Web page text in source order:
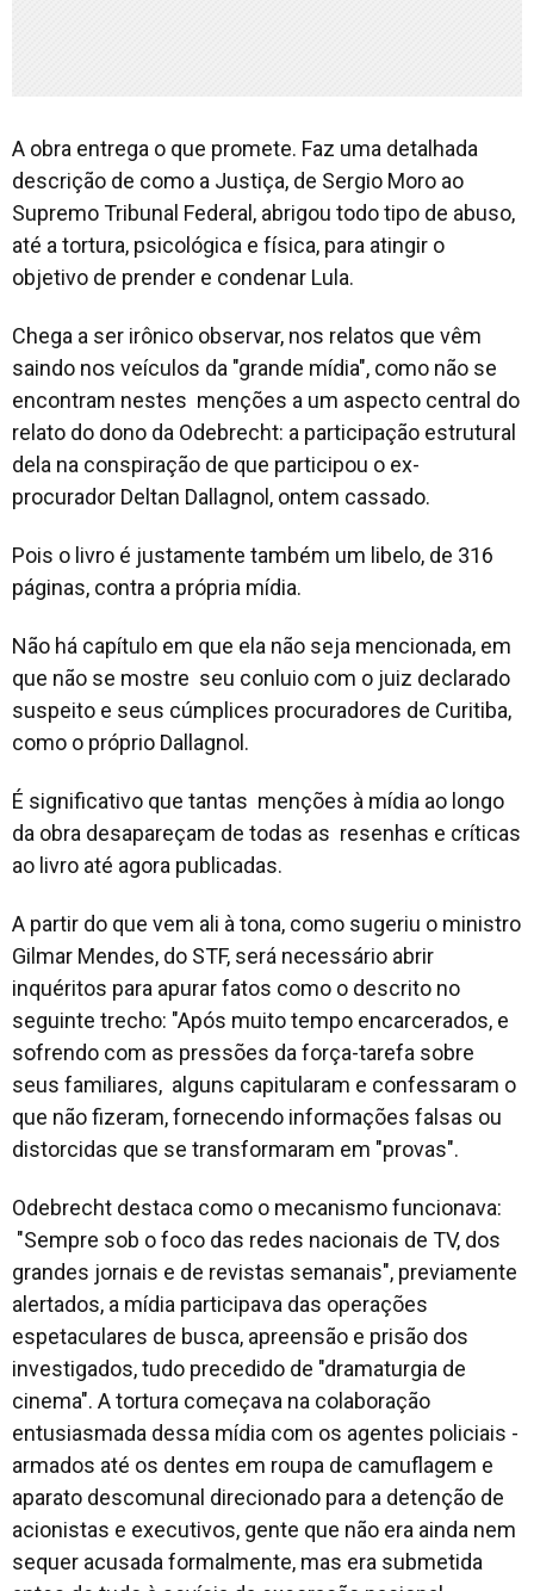
A obra entrega o que promete. Faz uma detalhada
descrição de como a Justiça, de Sergio Moro ao
Supremo Tribunal Federal, abrigou todo tipo de abuso,
até a tortura, psicológica e física, para atingir o
objetivo de prender e condenar Lula.
Chega a ser irônico observar, nos relatos que vêm
saindo nos veículos da "grande mídia", como não se
encontram nestes menções a um aspecto central do
relato do dono da Odebrecht: a participação estrutural
dela na conspiração de que participou o ex-
procurador Deltan Dallagnol, ontem cassado.
Pois o livro é justamente também um libelo, de 316
páginas, contra a própria mídia.
Não há capítulo em que ela não seja mencionada, em
que não se mostre seu conluio com o juiz declarado
suspeito e seus cúmplices procuradores de Curitiba,
como o próprio Dallagnol.
É significativo que tantas menções à mídia ao longo
da obra desapareçam de todas as resenhas e críticas
ao livro até agora publicadas.
A partir do que vem ali à tona, como sugeriu o ministro
Gilmar Mendes, do STF, será necessário abrir
inquéritos para apurar fatos como o descrito no
seguinte trecho: "Após muito tempo encarcerados, e
sofrendo com as pressões da força-tarefa sobre
seus familiares, alguns capitularam e confessaram o
que não fizeram, fornecendo informações falsas ou
distorcidas que se transformaram em "provas".
Odebrecht destaca como o mecanismo funcionava:
"Sempre sob o foco das redes nacionais de TV, dos
grandes jornais e de revistas semanais", previamente
alertados, a mídia participava das operações
espetaculares de busca, apreensão e prisão dos
investigados, tudo precedido de "dramaturgia de
cinema". A tortura começava na colaboração
entusiasmada dessa mídia com os agentes policiais -
armados até os dentes em roupa de camuflagem e
aparato descomunal direcionado para a detenção de
acionistas e executivos, gente que não era ainda nem
sequer acusada formalmente, mas era submetida